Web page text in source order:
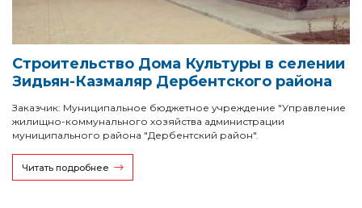
Строительство Дома Культуры в селении
Зидьян-Казмаляр Дербентского района
Заказчик: Муниципальное бюджетное учреждение "Управление
жилищно-коммунального хозяйства администрации
муниципального района "Дербентский район".
Читать подробнее